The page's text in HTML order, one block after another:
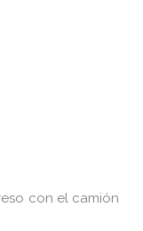
con el camión